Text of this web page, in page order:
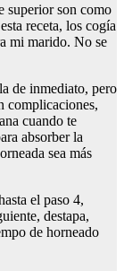
superior son como
receta, los cogía
mi marido. No se
de inmediato, pero
complicaciones,
cuando te
absorber la
sea más
el paso 4,
destapa,
de horneado